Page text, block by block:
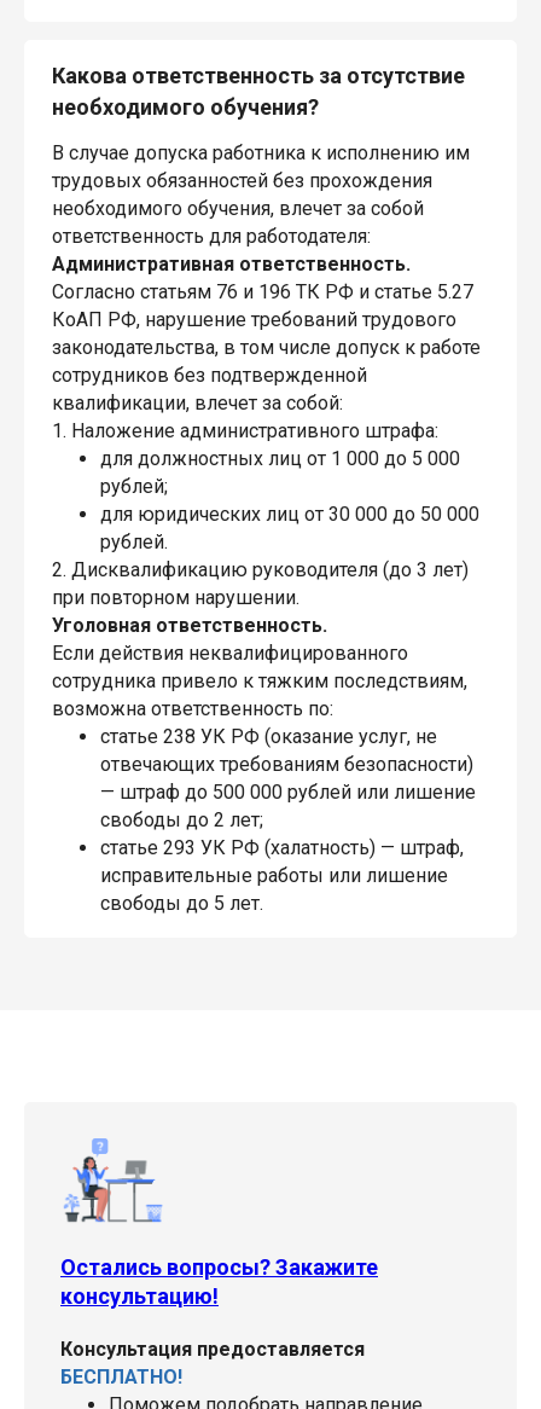
Какова ответственность за отсутствие
необходимого обучения?
В случае допуска работника к исполнению им
трудовых обязанностей без прохождения
необходимого обучения, влечет за собой
ответственность для работодателя:
Административная ответственность.
Согласно статьям 76 и 196 ТК РФ и статье 5.27
КоАП РФ, нарушение требований трудового
законодательства, в том числе допуск к работе
сотрудников без подтвержденной
квалификации, влечет за собой:
1. Наложение административного штрафа:
для должностных лиц от 1 000 до 5 000
рублей;
для юридических лиц от 30 000 до 50 000
рублей.
2. Дисквалификацию руководителя (до 3 лет)
при повторном нарушении.
Уголовная ответственность.
Если действия неквалифицированного
сотрудника привело к тяжким последствиям,
возможна ответственность по:
статье 238 УК РФ (оказание услуг, не
отвечающих требованиям безопасности)
— штраф до 500 000 рублей или лишение
свободы до 2 лет;
статье 293 УК РФ (халатность) — штраф,
исправительные работы или лишение
свободы до 5 лет.
Остались вопросы? Закажите
консультацию!
Консультация предоставляется
БЕСПЛАТНО!